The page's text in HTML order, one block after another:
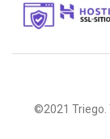
©2021 Triego.